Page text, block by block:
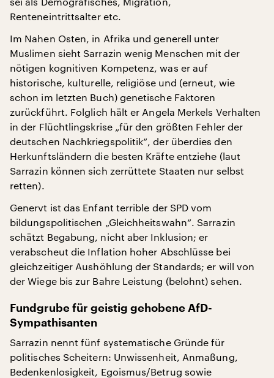
Renteneintrittsalter etc.
Im Nahen Osten, in Afrika und generell unter
Muslimen sieht Sarrazin wenig Menschen mit der
nötigen kognitiven Kompetenz, was er auf
historische, kulturelle, religiöse und (erneut, wie
schon im letzten Buch) genetische Faktoren
zurückführt. Folglich hält er Angela Merkels Verhalten
in der Flüchtlingskrise „für den größten Fehler der
deutschen Nachkriegspolitik“, der überdies den
Herkunftsländern die besten Kräfte entziehe (laut
Sarrazin können sich zerrüttete Staaten nur selbst
retten).
Genervt ist das Enfant terrible der SPD vom
bildungspolitischen „Gleichheitswahn“. Sarrazin
schätzt Begabung, nicht aber Inklusion; er
verabscheut die Inflation hoher Abschlüsse bei
gleichzeitiger Aushöhlung der Standards; er will von
der Wiege bis zur Bahre Leistung (belohnt) sehen.
Fundgrube für geistig gehobene AfD-
Sympathisanten
Sarrazin nennt fünf systematische Gründe für
politisches Scheitern: Unwissenheit, Anmaßung,
Bedenkenlosigkeit, Egoismus/Betrug sowie